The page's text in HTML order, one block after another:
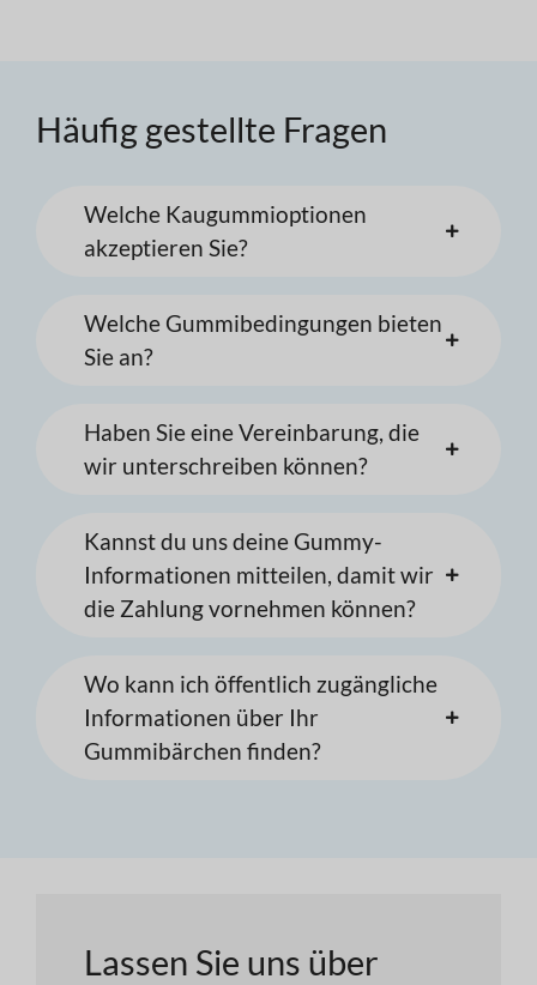
Häufig gestellte Fragen
Welche Kaugummioptionen
akzeptieren Sie?
Welche Gummibedingungen bieten
Sie an?
Haben Sie eine Vereinbarung, die
wir unterschreiben können?
Kannst du uns deine Gummy-
Informationen mitteilen, damit wir
die Zahlung vornehmen können?
Wo kann ich öffentlich zugängliche
Informationen über Ihr
Gummibärchen finden?
Lassen Sie uns über